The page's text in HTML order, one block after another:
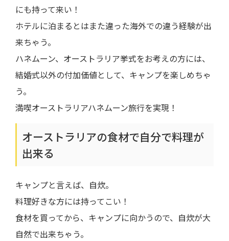
にも持って来い！
ホテルに泊まるとはまた違った海外での違う経験が出
来ちゃう。
ハネムーン、オーストラリア挙式をお考えの方には、
結婚式以外の付加価値として、キャンプを楽しめちゃ
う。
満喫オーストラリアハネムーン旅行を実現！
オーストラリアの食材で自分で料理が
出来る
キャンプと言えば、自炊。
料理好きな方には持ってこい！
食材を買ってから、キャンプに向かうので、自炊が大
自然で出来ちゃう。